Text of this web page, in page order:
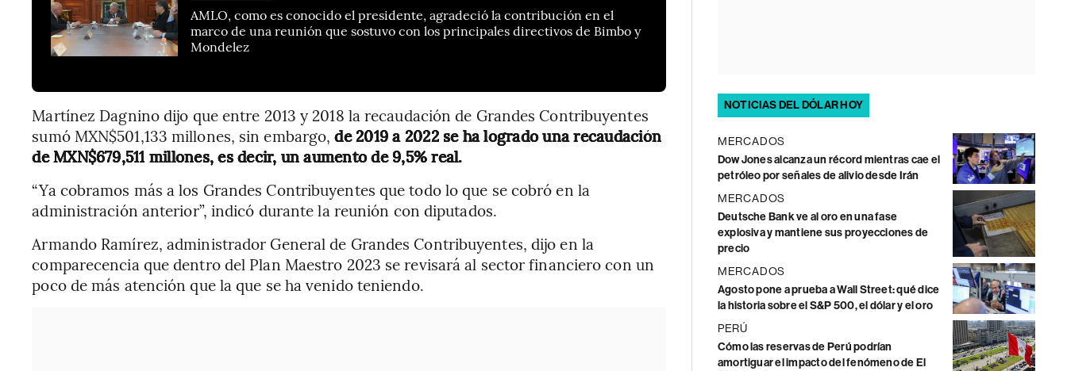
AMLO, como es conocido el presidente, agradeció la contribución en el
marco de una reunión que sostuvo con los principales directivos de Bimbo y
Mondelez
Martínez Dagnino dijo que entre 2013 y 2018 la recaudación de Grandes Contribuyentes
sumó MXN$501,133 millones, sin embargo, de 2019 a 2022 se ha logrado una recaudación
de MXN$679,511 millones, es decir, un aumento de 9,5% real.
“Ya cobramos más a los Grandes Contribuyentes que todo lo que se cobró en la
administración anterior”, indicó durante la reunión con diputados.
Armando Ramírez, administrador General de Grandes Contribuyentes, dijo en la
comparecencia que dentro del Plan Maestro 2023 se revisará al sector financiero con un
poco de más atención que la que se ha venido teniendo.
NOTICIAS DEL DÓLAR HOY
MERCADOS
Dow Jones alcanza un récord mientras cae el
petróleo por señales de alivio desde Irán
MERCADOS
Deutsche Bank ve al oro en una fase
explosiva y mantiene sus proyecciones de
precio
MERCADOS
Agosto pone a prueba a Wall Street: qué dice
la historia sobre el S&P 500, el dólar y el oro
PERÚ
Cómo las reservas de Perú podrían
amortiguar el impacto del fenómeno de El